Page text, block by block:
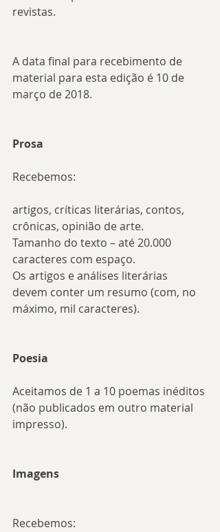
revistas.
A data final para recebimento de
material para esta edição é 10 de
março de 2018.
Prosa
Recebemos:
artigos, críticas literárias, contos,
crônicas, opinião de arte.
Tamanho do texto – até 20.000
caracteres com espaço.
Os artigos e análises literárias
devem conter um resumo (com, no
máximo, mil caracteres).
Poesia
Aceitamos de 1 a 10 poemas inéditos
(não publicados em outro material
impresso).
Imagens
Recebemos: